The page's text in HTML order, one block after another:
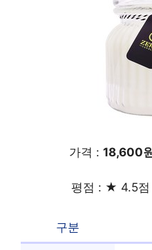
가격 : 18,600
평점 : ★ 4.5점
구분